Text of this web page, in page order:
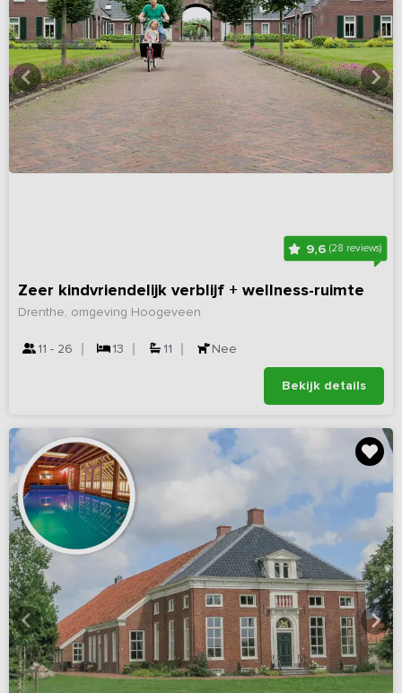
9,6 (28 reviews)
Zeer kindvriendelijk verblijf + wellness-ruimte
Drenthe, omgeving Hoogeveen
11 - 26 13 11 Nee
Bekijk details